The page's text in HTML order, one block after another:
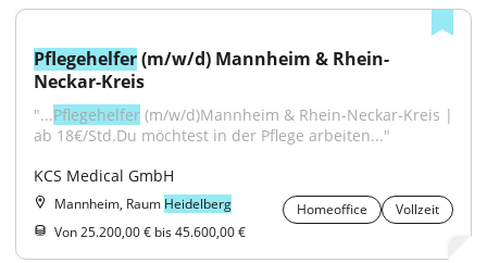
Pflegehelfer (m/w/d) Mannheim & Rhein-
Neckar-Kreis
"...Pflegehelfer (m/w/d)Mannheim & Rhein-Neckar-Kreis |
ab 18€/Std.Du möchtest in der Pflege arbeiten..."
KCS Medical GmbH
Mannheim, Raum Heidelberg Homeoffice
Vollzeit
Von 25.200,00 € bis 45.600,00 €